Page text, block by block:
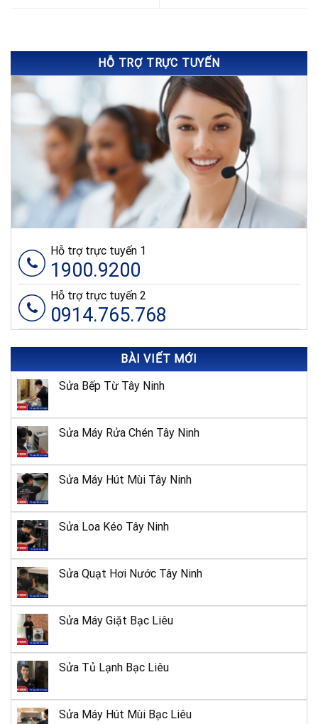
HỖ TRỢ TRỰC TUYẾN
Hỗ trợ trực tuyến 1
1900.9200
Hỗ trợ trực tuyến 2
0914.765.768
BÀI VIẾT MỚI
Sửa Bếp Từ Tây Ninh
Sửa Máy Rửa Chén Tây Ninh
Sửa Máy Hút Mùi Tây Ninh
Sửa Loa Kéo Tây Ninh
Sửa Quạt Hơi Nước Tây Ninh
Sửa Máy Giặt Bạc Liêu
Sửa Tủ Lạnh Bạc Liêu
Sửa Máy Hút Mùi Bạc Liêu